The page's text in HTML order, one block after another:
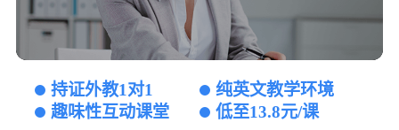
持证外教1对1
纯英文教学环境
趣味性互动课堂
低至13.8元/课